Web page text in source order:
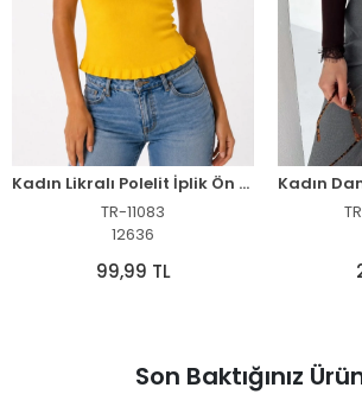
Kadın Likralı Polelit İplik Ön Arka V Yaka Volanlı Atlet Bluz Triko - Sarı
TR-11083
12636
99,99 TL
Son Baktığınız